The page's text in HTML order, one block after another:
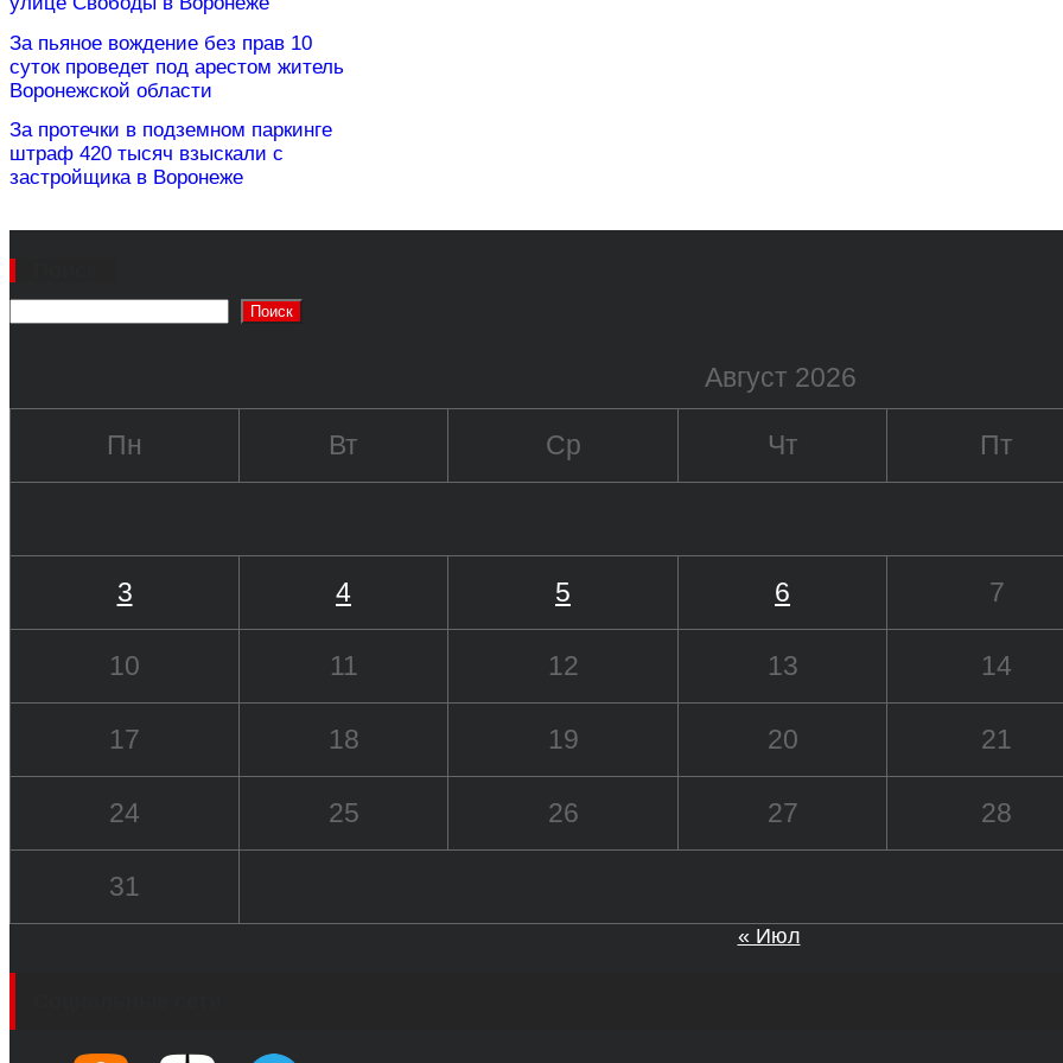
За пьяное вождение без прав 10
суток проведет под арестом житель
Воронежской области
За протечки в подземном паркинге
штраф 420 тысяч взыскали с
застройщика в Воронеже
Поиск
Август 2026
Пн Вт Ср Чт Пт
3 4 5 6 7
10 11 12 13 14
17 18 19 20 21
24 25 26 27 28
31
« Июл